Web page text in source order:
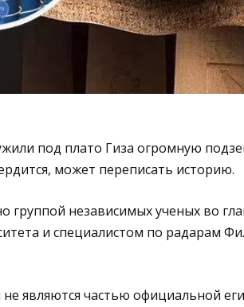
под плато Гиза огромную
может переписать историю.
группой независимых ученых во
и специалистом по радарам
не являются частью официальной